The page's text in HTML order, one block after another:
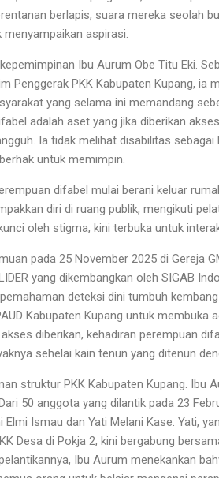
berlapis; suara mereka seolah
aspirasi.
Ibu Aurum Obe Titu Eki.
Penggerak PKK Kabupaten Kupang, ia
yang selama ini memandang
adalah aset yang jika diberikan
Ia tidak melihat disabilitas sebagai
untuk memimpin.
difabel mulai berani keluar
diri di ruang publik, mengikuti
oleh stigma, kini terbuka untuk
pada 25 November 2025 di Gereja
yang dikembangkan oleh SIGAB
deteksi dini tumbuh
Kabupaten Kupang untuk
diberikan, kehadiran perempuan
sehelai kain tenun yang ditenun
struktur PKK Kabupaten Kupang. Ibu
50 anggota yang dilantik pada 23
Ismau dan Yati Melani Kase. Yati,
Desa di Pokja 2, kini bergabung
Ibu Aurum menekankan